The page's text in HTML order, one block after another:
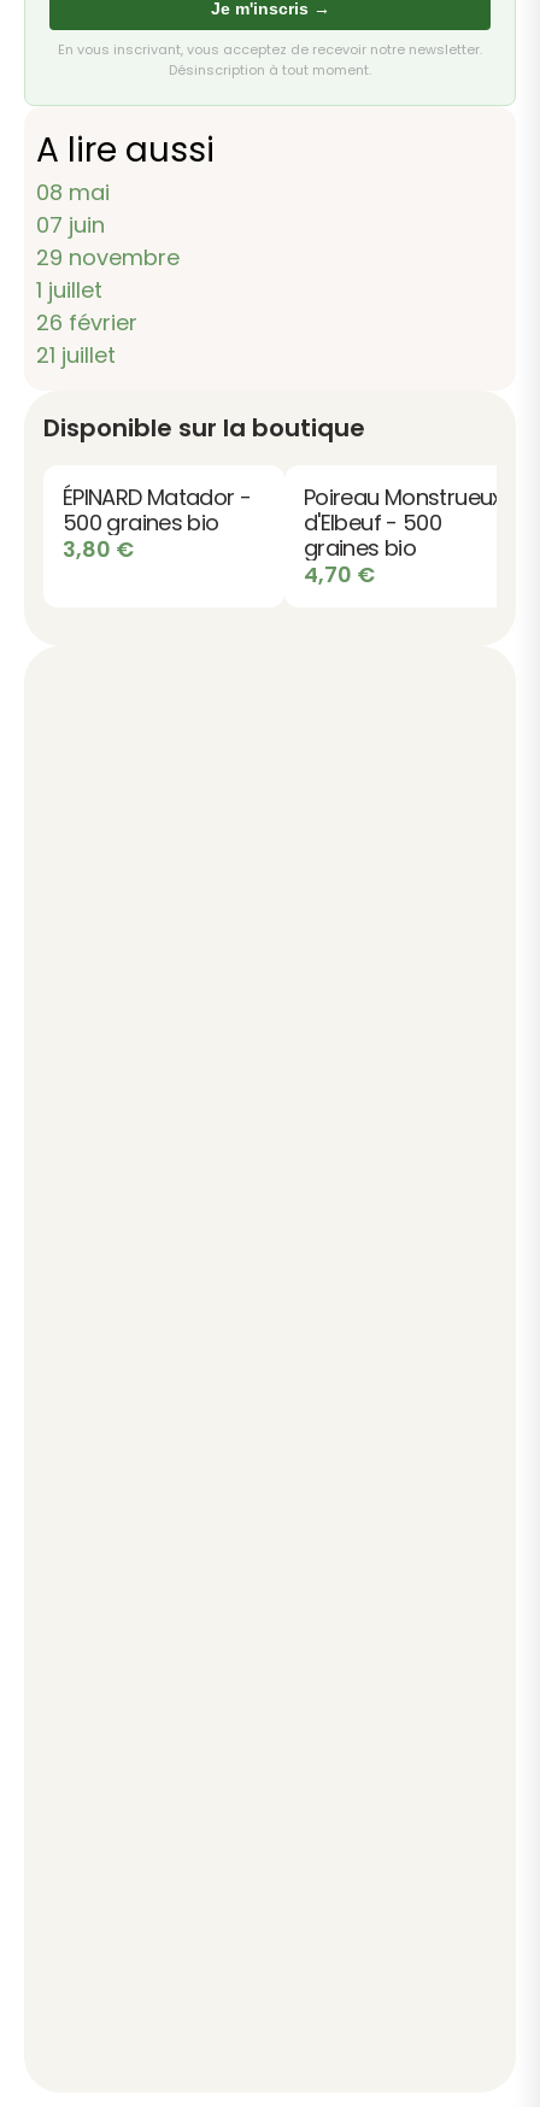
Je m'inscris →
En vous inscrivant, vous acceptez de recevoir notre newsletter.
Désinscription à tout moment.
A lire aussi
08 mai
07 juin
29 novembre
1 juillet
26 février
21 juillet
Disponible sur la boutique
ÉPINARD Matador -
500 graines bio
3,80 €
Poireau Monstrueux
d'Elbeuf - 500
graines bio
4,70 €